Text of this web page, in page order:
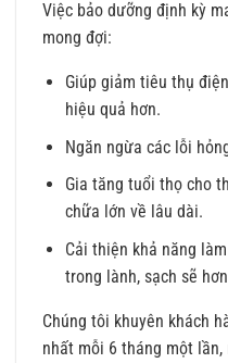
Việc bảo dưỡng định kỳ
mong đợi:
Giúp giảm tiêu thụ
hiệu quả hơn.
Ngăn ngừa các lỗi
Gia tăng tuổi thọ cho
chữa lớn về lâu dài.
Cải thiện khả năng
trong lành, sạch sẽ
Chúng tôi khuyên khách
nhất mỗi 6 tháng một